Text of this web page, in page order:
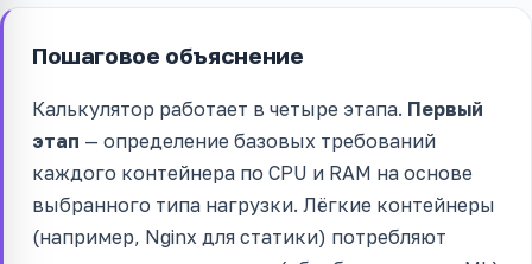
Пошаговое объяснение
Калькулятор работает в четыре этапа. Первый
этап — определение базовых требований
каждого контейнера по CPU и RAM на основе
выбранного типа нагрузки. Лёгкие контейнеры
(например, Nginx для статики) потребляют